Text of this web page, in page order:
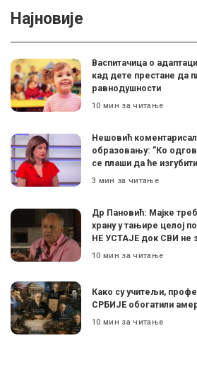
Најновије
Васпитачица о
кад дете престане да
равнодушности
10 мин за читање
Нешовић
образовању: ”Ко
се плаши да ће
3 мин за читање
Др Пановић: Мајке
храну у тањире целој
НЕ УСТАЈЕ док СВИ не
10 мин за читање
Како су учитељи,
СРБИЈЕ обогатили
10 мин за читање